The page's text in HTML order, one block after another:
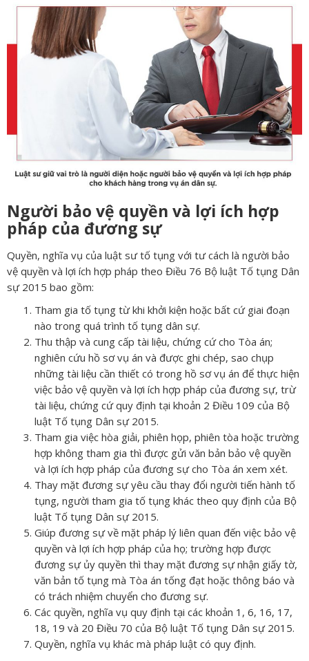
Người bảo vệ quyền và lợi ích hợp
pháp của đương sự
Quyền, nghĩa vụ của luật sư tố tụng với tư cách là người bảo
vệ quyền và lợi ích hợp pháp theo Điều 76 Bộ luật Tố tụng Dân
sự 2015 bao gồm:
Tham gia tố tụng từ khi khởi kiện hoặc bất cứ giai đoạn
nào trong quá trình tố tụng dân sự.
Thu thập và cung cấp tài liệu, chứng cứ cho Tòa án;
nghiên cứu hồ sơ vụ án và được ghi chép, sao chụp
những tài liệu cần thiết có trong hồ sơ vụ án để thực hiện
việc bảo vệ quyền và lợi ích hợp pháp của đương sự, trừ
tài liệu, chứng cứ quy định tại khoản 2 Điều 109 của Bộ
luật Tố tụng Dân sự 2015.
Tham gia việc hòa giải, phiên họp, phiên tòa hoặc trường
hợp không tham gia thì được gửi văn bản bảo vệ quyền
và lợi ích hợp pháp của đương sự cho Tòa án xem xét.
Thay mặt đương sự yêu cầu thay đổi người tiến hành tố
tụng, người tham gia tố tụng khác theo quy định của Bộ
luật Tố tụng Dân sự 2015.
Giúp đương sự về mặt pháp lý liên quan đến việc bảo vệ
quyền và lợi ích hợp pháp của họ; trường hợp được
đương sự ủy quyền thì thay mặt đương sự nhận giấy tờ,
văn bản tố tụng mà Tòa án tống đạt hoặc thông báo và
có trách nhiệm chuyển cho đương sự.
Các quyền, nghĩa vụ quy định tại các khoản 1, 6, 16, 17,
18, 19 và 20 Điều 70 của Bộ luật Tố tụng Dân sự 2015.
Quyền, nghĩa vụ khác mà pháp luật có quy định.